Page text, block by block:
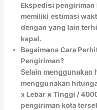
Ekspedisi pengiriman
memiliki estimasi
dengan yang lain
kapal.
Bagaimana Cara
Pengiriman?
Selain menggunakan
menggunakan
x Lebar x Tinggi /
pengiriman kota